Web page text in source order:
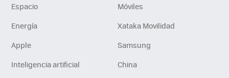
Espacio
Móviles
Energía
Xataka Movilidad
Apple
Samsung
Inteligencia artificial
China